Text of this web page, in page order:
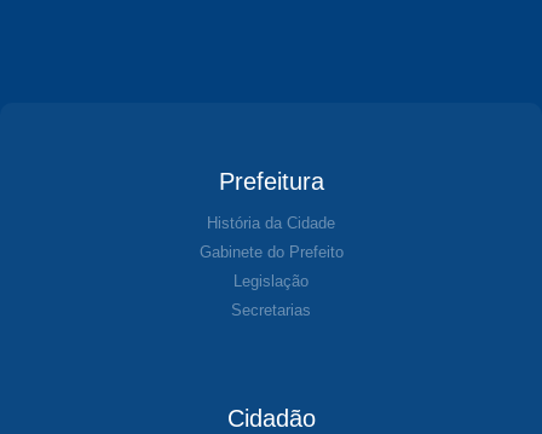
Prefeitura
História da Cidade
Gabinete do Prefeito
Legislação
Secretarias
Cidadão